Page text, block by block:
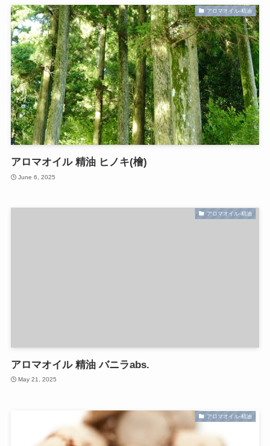
アロマオイル-精油
アロマオイル 精油 ヒノキ(檜)
June 6, 2025
アロマオイル-精油
アロマオイル 精油 バニラabs.
May 21, 2025
アロマオイル-精油